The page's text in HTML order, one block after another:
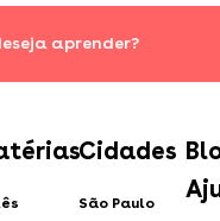
aprender?
Cidades
São Paulo